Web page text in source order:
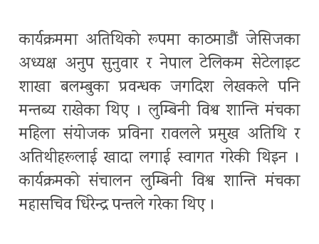
कार्यक्रममा अतिथिको रूपमा काठमाडौं जेसिजका
अध्यक्ष अनुप सुनुवार र नेपाल टेलिकम सेटेलाइट
शाखा बलम्बुका प्रवन्धक जगदिश लेखकले पनि
मन्तब्य राखेका थिए । लुम्बिनी विश्व शान्ति मंचका
महिला संयोजक प्रविना रावलले प्रमुख अतिथि र
अतिथीहरूलाई खादा लगाई स्वागत गरेकी थिइन ।
कार्यक्रमको संचालन लुम्बिनी विश्व शान्ति मंचका
महासचिव धिरेन्द्र पन्तले गरेका थिए ।